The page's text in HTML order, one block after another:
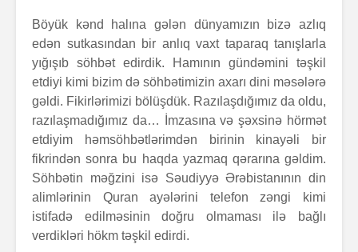
Böyük kənd halına gələn dünyamızın bizə azlıq
edən sutkasından bir anlıq vaxt taparaq tanışlarla
yığışıb söhbət edirdik. Hamının gündəmini təşkil
etdiyi kimi bizim də söhbətimizin axarı dini məsələrə
gəldi. Fikirlərimizi bölüşdük. Razılaşdığımız da oldu,
razılaşmadığımız da… İmzasına və şəxsinə hörmət
etdiyim həmsöhbətlərimdən birinin kinayəli bir
fikrindən sonra bu haqda yazmaq qərarına gəldim.
Söhbətin məğzini isə Səudiyyə Ərəbistanının din
alimlərinin Quran ayələrini telefon zəngi kimi
istifadə edilməsinin doğru olmaması ilə bağlı
verdikləri hökm təşkil edirdi.